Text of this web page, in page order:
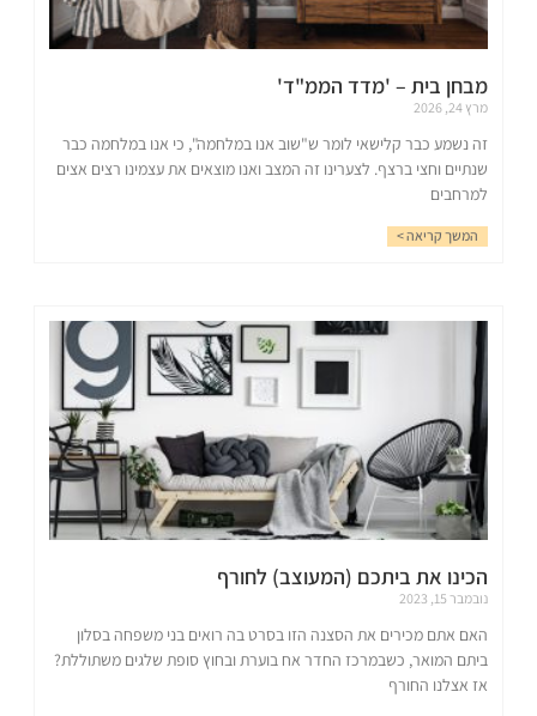
מבחן בית – 'מדד הממ"ד'
מרץ 24, 2026
זה נשמע כבר קלישאי לומר ש"שוב אנו במלחמה", כי אנו במלחמה כבר
שנתיים וחצי ברצף. לצערינו זה המצב ואנו מוצאים את עצמינו רצים אצים
למרחבים
המשך קריאה >
הכינו את ביתכם (המעוצב) לחורף
נובמבר 15, 2023
האם אתם מכירים את הסצנה הזו בסרט בה רואים בני משפחה בסלון
ביתם המואר, כשבמרכז החדר אח בוערת ובחוץ סופת שלגים משתוללת?
אז אצלנו החורף